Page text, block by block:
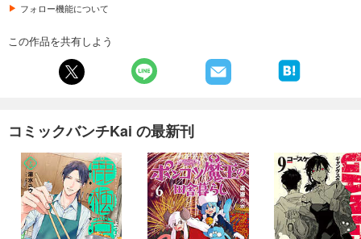
僕の妻は発達障害 分冊版第40巻
円 (税込)
僕の妻は発達障害 分冊版第41巻
132円 (税込)
完結
カート
フォロー機能について
この作品を共有しよう
コミックバンチKai の最新刊